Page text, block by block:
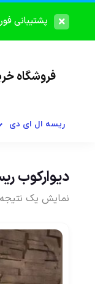
پشتیبانی فوری
فروشگاه
ریسه ال ای دی
دیوارکوب
نمایش یک نتیجه